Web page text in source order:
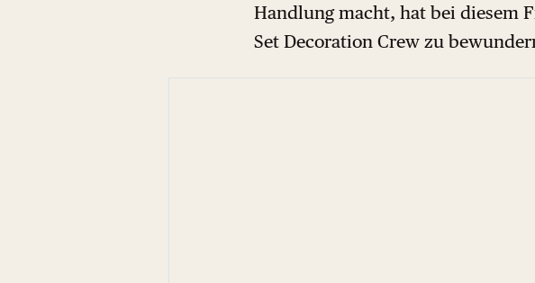
Handlung macht, hat bei diesem
Set Decoration Crew zu